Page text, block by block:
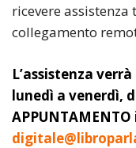
ricevere
collegamento
L’assistenza
lunedì a venerdì,